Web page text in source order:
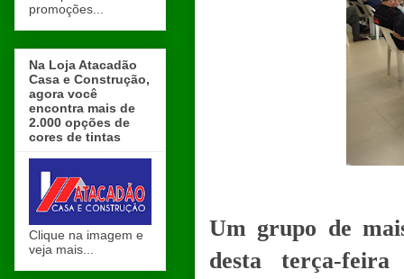
Um grupo de
desta terça-
promoções...
Na Loja Atacadão
Casa e Construção,
agora você
encontra mais de
2.000 opções de
cores de tintas
Clique na imagem e
veja mais...